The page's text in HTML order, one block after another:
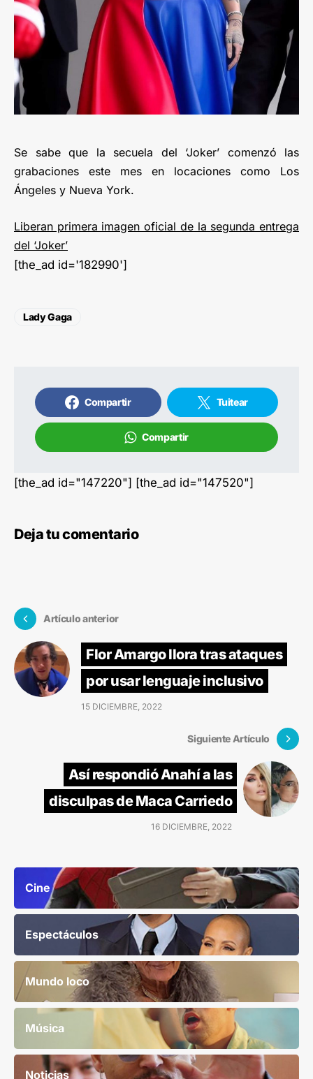
Se sabe que la secuela del ‘Joker’ comenzó las
grabaciones este mes en locaciones como Los
Ángeles y Nueva York.
Liberan primera imagen oficial de la segunda entrega
del ‘Joker’
[the_ad id='182990']
Lady Gaga
Compartir Tuitear
Compartir
[the_ad id="147220"] [the_ad id="147520"]
Deja tu comentario
Artículo anterior
Flor Amargo llora tras ataques
por usar lenguaje inclusivo
15 DICIEMBRE, 2022
Siguiente Artículo
Así respondió Anahí a las
disculpas de Maca Carriedo
16 DICIEMBRE, 2022
Cine
Espectáculos
Mundo loco
Música
Noticias